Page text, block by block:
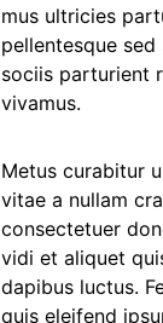
mus ultricies
pellentesque
sociis parturient
vivamus.
Metus curabitur
vitae a nullam
consectetuer
vidi et aliquet
dapibus luctus.
quis eleifend